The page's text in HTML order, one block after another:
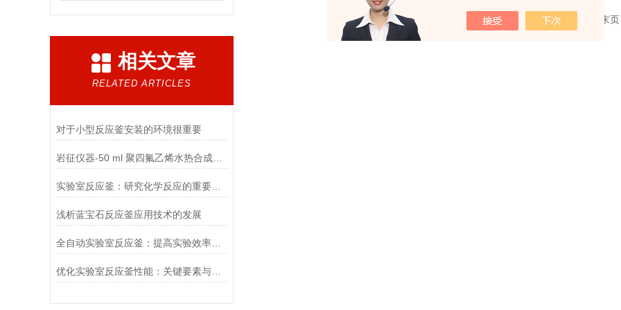
相关文章
RELATED ARTICLES
对于小型反应釜安装的环境很重要
岩征仪器-50 ml 聚四氟乙烯水热合成反应釜维修保养
实验室反应釜：研究化学反应的重要工具
浅析蓝宝石反应釜应用技术的发展
全自动实验室反应釜：提高实验效率与准确度的关键
优化实验室反应釜性能：关键要素与实用技巧
共 1 条记录，当前 1 / 1 页 首页 上一页 下一页 末